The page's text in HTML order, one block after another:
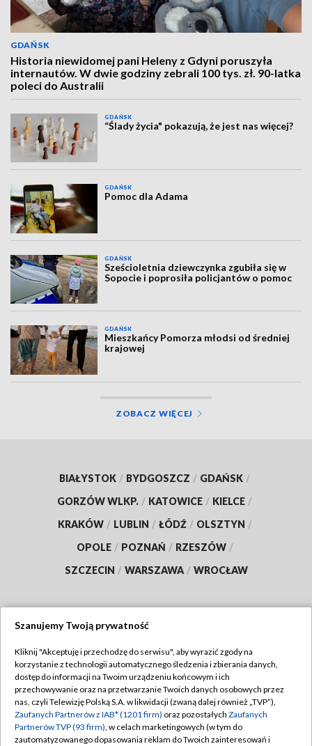
GDAŃSK
Historia niewidomej pani Heleny z Gdyni poruszyła
internautów. W dwie godziny zebrali 100 tys. zł. 90-latka
poleci do Australii
GDAŃSK
“Ślady życia" pokazują, że jest nas więcej?
GDAŃSK
Pomoc dla Adama
GDAŃSK
Sześcioletnia dziewczynka zgubiła się w
Sopocie i poprosiła policjantów o pomoc
GDAŃSK
Mieszkańcy Pomorza młodsi od średniej
krajowej
ZOBACZ WIĘCEJ
BIAŁYSTOK / BYDGOSZCZ / GDAŃSK /
GORZÓW WLKP. / KATOWICE / KIELCE /
KRAKÓW / LUBLIN / ŁÓDŹ / OLSZTYN /
OPOLE / POZNAŃ / RZESZÓW /
SZCZECIN / WARSZAWA / WROCŁAW
TVP
Abonament TVP
Emisja w TVP
Centrum informacji TVP
Regulamin TVP
Polityka prywatności
Moje zgody
Szanujemy Twoją prywatność
Kliknij "Akceptuję i przechodzę do serwisu", aby wyrazić zgody na
korzystanie z technologii automatycznego śledzenia i zbierania danych,
dostęp do informacji na Twoim urządzeniu końcowym i ich
przechowywanie oraz na przetwarzanie Twoich danych osobowych przez
nas, czyli Telewizję Polską S.A. w likwidacji (zwaną dalej również „TVP”),
Zaufanych Partnerów z IAB* (1201 firm) oraz pozostałych Zaufanych
Partnerów TVP (93 firm), w celach marketingowych (w tym do
zautomatyzowanego dopasowania reklam do Twoich zainteresowań i